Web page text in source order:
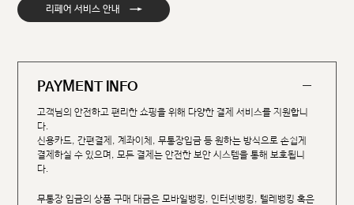
리페어 서비스 안내 →
PAYMENT INFO
고객님의 안전하고 편리한 쇼핑을 위해 다양한 결제 서비스를 지원합니
다.
신용카드, 간편결제, 계좌이체, 무통장입금 등 원하는 방식으로 손쉽게
결제하실 수 있으며, 모든 결제는 안전한 보안 시스템을 통해 보호됩니
다.
무통장 입금의 상품 구매 대금은 모바일뱅킹, 인터넷뱅킹, 텔레뱅킹 혹은